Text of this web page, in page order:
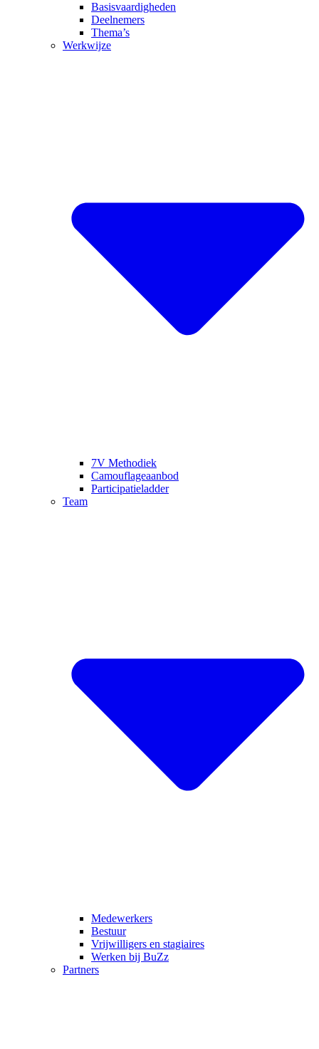
Basisvaardigheden
Deelnemers
Thema’s
Werkwijze
7V Methodiek
Camouflageaanbod
Participatieladder
Team
Medewerkers
Bestuur
Vrijwilligers en stagiaires
Werken bij BuZz
Partners